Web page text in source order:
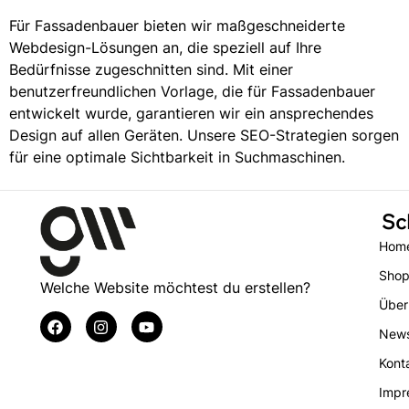
Für Fassadenbauer bieten wir maßgeschneiderte
Webdesign-Lösungen an, die speziell auf Ihre
Bedürfnisse zugeschnitten sind. Mit einer
benutzerfreundlichen Vorlage, die für Fassadenbauer
entwickelt wurde, garantieren wir ein ansprechendes
Design auf allen Geräten. Unsere SEO-Strategien sorgen
für eine optimale Sichtbarkeit in Suchmaschinen.
Welche Website möchtest du erstellen?